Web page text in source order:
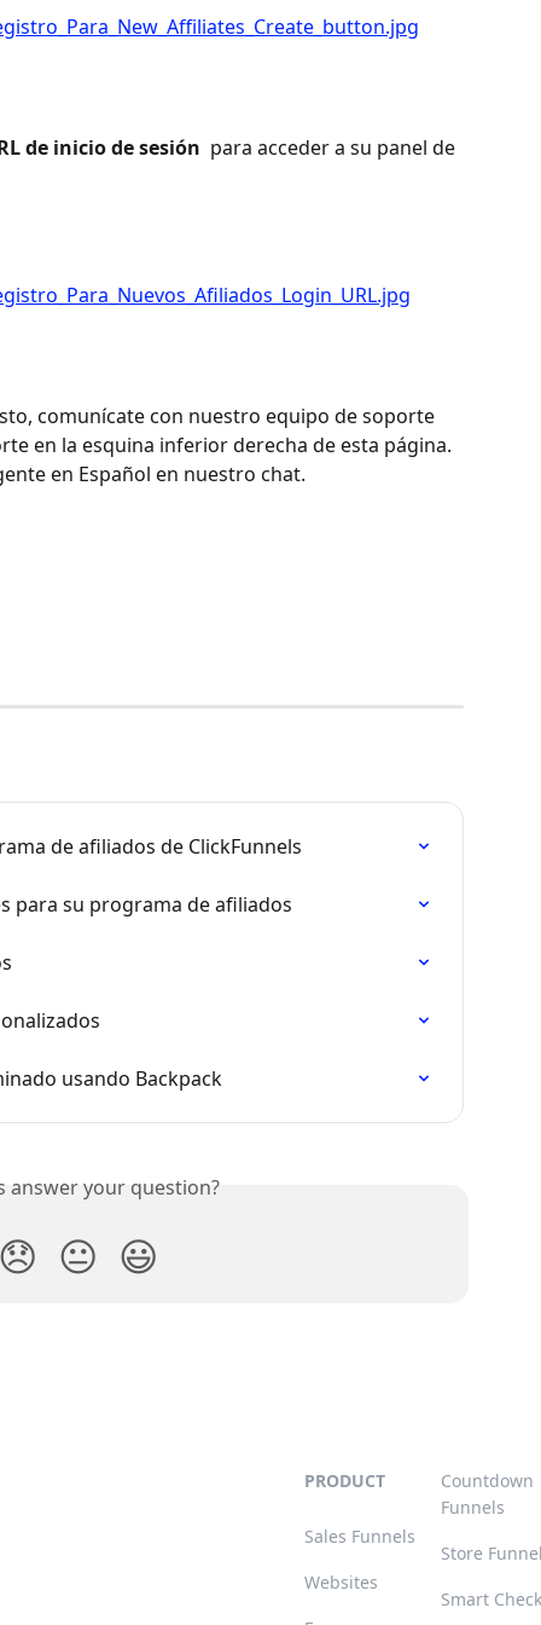
de inicio de sesión para acceder a su panel de
comunícate con nuestro equipo de soporte
en la esquina inferior derecha de esta página.
en Español en nuestro chat.
de afiliados de ClickFunnels
para su programa de afiliados
usando Backpack
answer your question?
😐 😃
PRODUCT
Sales Funnels
Websites
Countdown
Funnels
Store
Smart